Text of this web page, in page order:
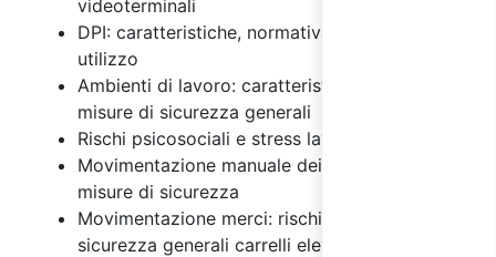
videoterminali
DPI: caratteristiche, normativa e regole di
utilizzo
Ambienti di lavoro: caratteristiche, rischi e
misure di sicurezza generali
Rischi psicosociali e stress lavoro correlato
Movimentazione manuale dei carichi: rischi e
misure di sicurezza
Movimentazione merci: rischi e misure di
sicurezza generali carrelli elevatori